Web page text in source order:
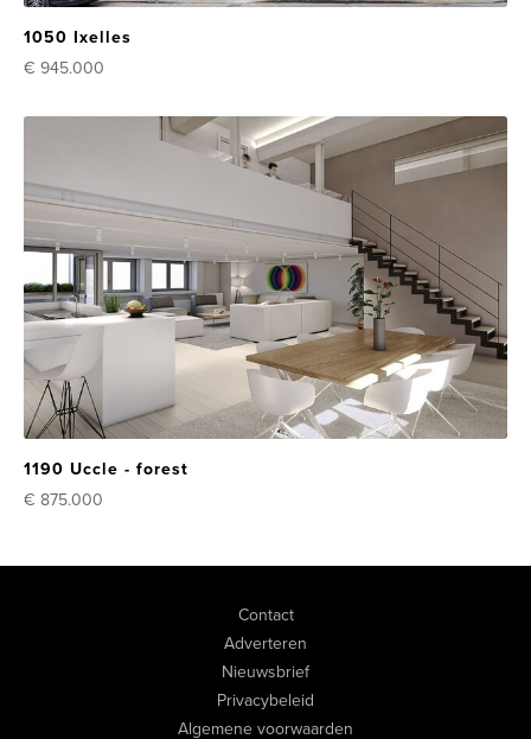
1050 Ixelles
€ 945.000
1190 Uccle - forest
€ 875.000
Contact
Adverteren
Nieuwsbrief
Privacybeleid
Algemene voorwaarden